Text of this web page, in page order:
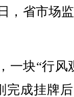
，省市场
块“行风
完成挂牌